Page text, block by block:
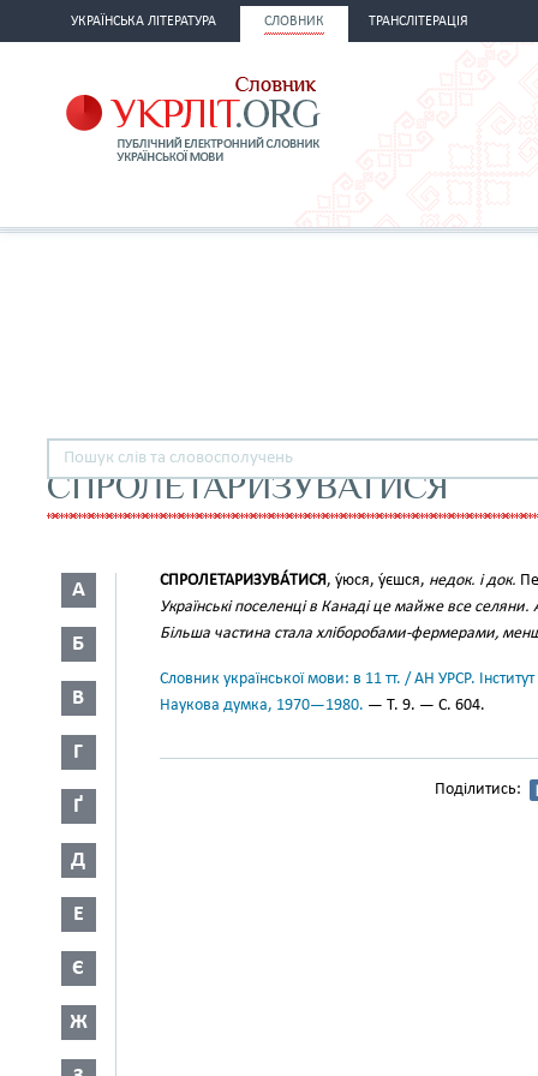
УКРАЇНСЬКА ЛІТЕРАТУРА СЛОВНИК ТРАНСЛІТЕРАЦІЯ
СПРОЛЕТАРИЗУВАТИСЯ
А
Б
В
Г
Ґ
Д
Е
Є
Ж
СПРОЛЕТАРИЗУВА́ТИСЯ, у́юся, у́єшся, недок. і док.
Українські поселенці в Канаді це майже все
Більша частина стала хліборобами-фермерами,
Словник української мови: в 11 тт. / АН УРСР.
Наукова думка, 1970—1980. — Т. 9. — С. 604.
Поділитись: